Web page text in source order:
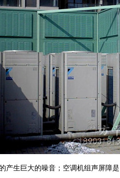
产生巨大的噪音；空调机组声屏障